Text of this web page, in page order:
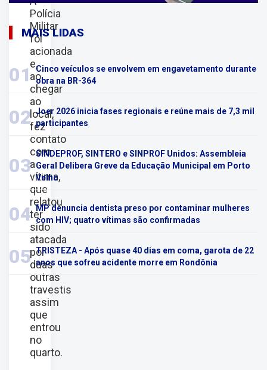
Polícia
Militar
foi
acionada
e,
ao
chegar
ao
local,
fez
contato
com
a
vítima,
que
relatou
ter
sido
atacada
por
duas
outras
travestis
assim
que
entrou
no
quarto.
MAIS LIDAS
01 Cinco veículos se envolvem em engavetamento durante
obra na BR-364
02 Joer 2026 inicia fases regionais e reúne mais de 7,3 mil
participantes
03
SINDEPROF, SINTERO e SINPROF Unidos: Assembleia
Geral Delibera Greve da Educação Municipal em Porto
Velho
04 MP denuncia dentista preso por contaminar mulheres
com HIV; quatro vítimas são confirmadas
05 TRISTEZA - Após quase 40 dias em coma, garota de 22
anos que sofreu acidente morre em Rondônia